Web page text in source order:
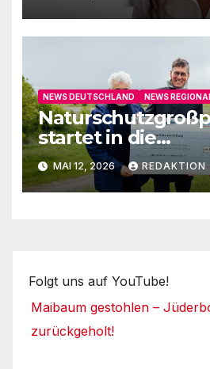
NEWS DEUTSCHLAND NEWS
startet in die
MAI 12, 2026 REDAKTION
Folgt uns auf YouTube!
Maibaum gestohlen –
zurückgeholt!